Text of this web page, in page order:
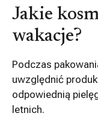
Jakie
wakacje?
Podczas
uwzględnić
odpowiednią
letnich.